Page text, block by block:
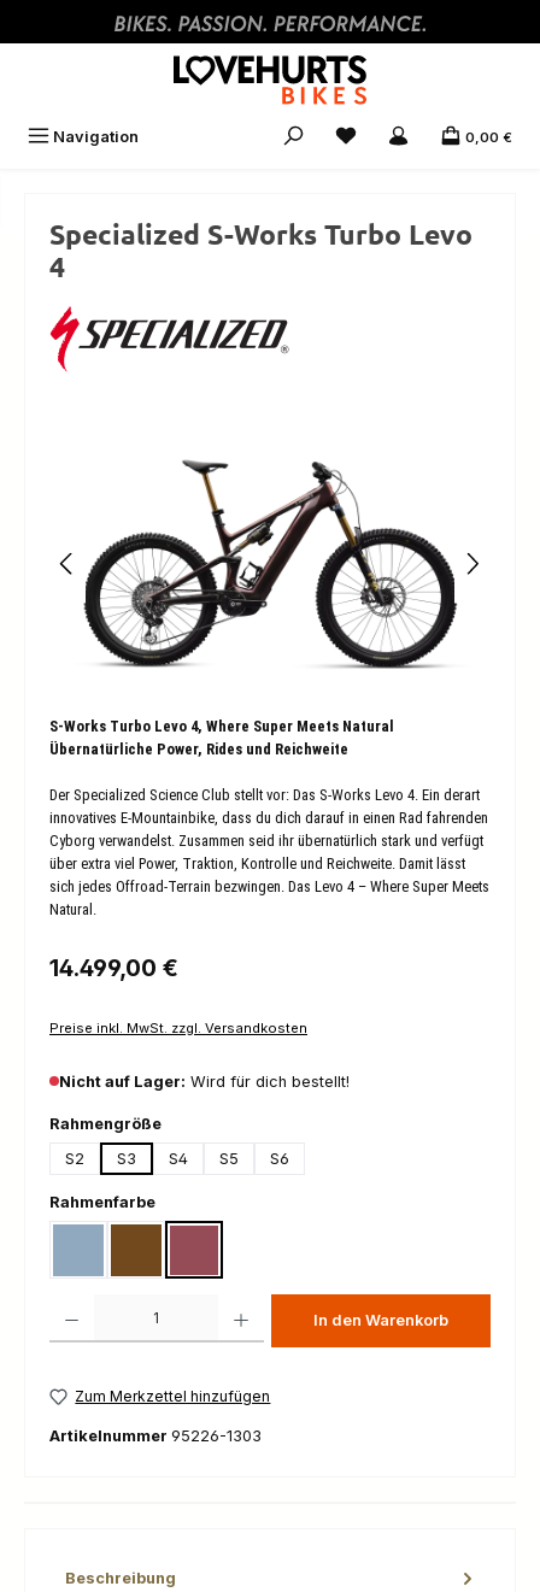
Zum Hauptinhalt springen
Navigation 0,00 €
Specialized S-Works Turbo Levo
4
S-Works Turbo Levo 4, Where Super Meets Natural
Übernatürliche Power, Rides und Reichweite
Der Specialized Science Club stellt vor: Das S-Works Levo 4. Ein derart
innovatives E-Mountainbike, dass du dich darauf in einen Rad fahrenden
Cyborg verwandelst. Zusammen seid ihr übernatürlich stark und verfügt
über extra viel Power, Traktion, Kontrolle und Reichweite. Damit lässt
sich jedes Offroad-Terrain bezwingen. Das Levo 4 – Where Super Meets
Natural.
Regulärer Preis:
14.499,00 €
Preise inkl. MwSt. zzgl. Versandkosten
Nicht auf Lager: Wird für dich bestellt!
Rahmengrößeauswählen
S2
S3 S4 S5 S6
Rahmenfarbeauswählen
In den Warenkorb
Zum Merkzettel hinzufügen
Artikelnummer 95226-1303
Beschreibung